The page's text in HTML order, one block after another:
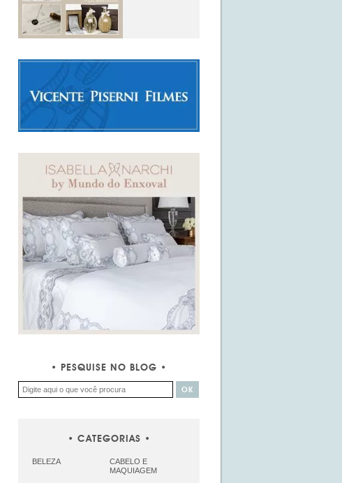
PESQUISE NO BLOG
CATEGORIAS
BELEZA
CABELO E
MAQUIAGEM